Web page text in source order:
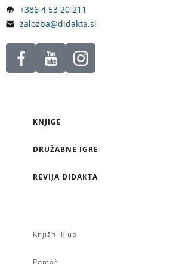
+386 4 53 20 211
zalozba@didakta.si
KNJIGE
DRUŽABNE IGRE
REVIJA DIDAKTA
Knjižni klub